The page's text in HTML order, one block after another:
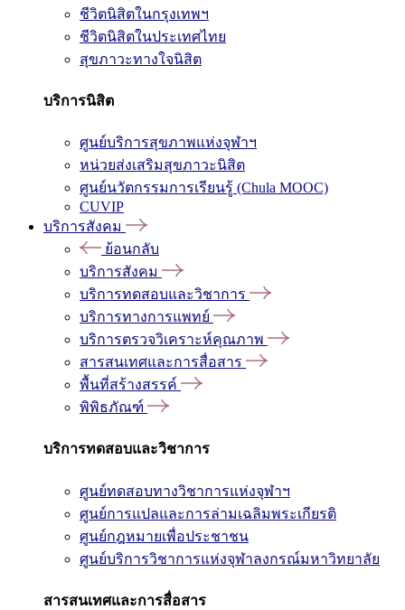
ชีวิตนิสิตในกรุงเทพฯ
ชีวิตนิสิตในประเทศไทย
สุขภาวะทางใจนิสิต
บริการนิสิต
ศูนย์บริการสุขภาพแห่งจุฬาฯ
หน่วยส่งเสริมสุขภาวะนิสิต
ศูนย์นวัตกรรมการเรียนรู้ (Chula MOOC)
CUVIP
บริการสังคม
ย้อนกลับ
บริการสังคม
บริการทดสอบและวิชาการ
บริการทางการแพทย์
บริการตรวจวิเคราะห์คุณภาพ
สารสนเทศและการสื่อสาร
พื้นที่สร้างสรรค์
พิพิธภัณฑ์
บริการทดสอบและวิชาการ
ศูนย์ทดสอบทางวิชาการแห่งจุฬาฯ
ศูนย์การแปลและการล่ามเฉลิมพระเกียรติ
ศูนย์กฎหมายเพื่อประชาชน
ศูนย์บริการวิชาการแห่งจุฬาลงกรณ์มหาวิทยาลัย
สารสนเทศและการสื่อสาร